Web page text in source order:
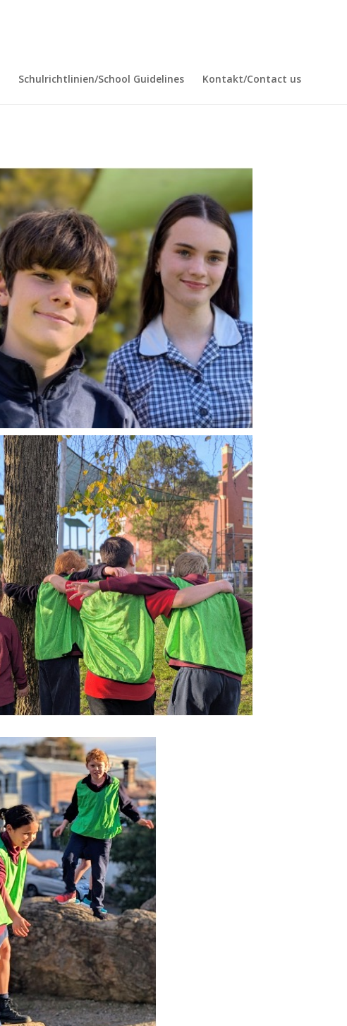
Schulrichtlinien/School Guidelines Kontakt/Contact us